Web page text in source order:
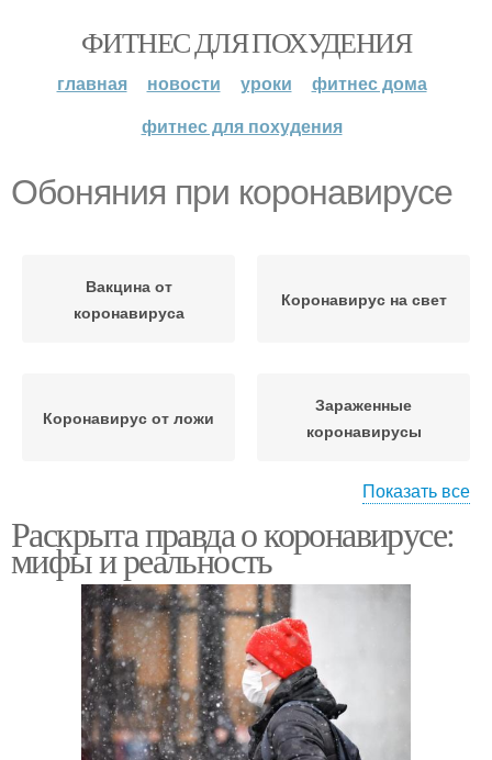
ФИТНЕС ДЛЯ ПОХУДЕНИЯ
главная новости уроки
фитнес дома
фитнес для похудения
Обоняния при коронавирусе
Вакцина от
коронавируса
Коронавирус на свет
Коронавирус от ложи
Зараженные
коронавирусы
коронавируса
коронавируса
Коронавирус на
различных
поверхностях
Показать все
Раскрыта правда о коронавирусе:
мифы и реальность